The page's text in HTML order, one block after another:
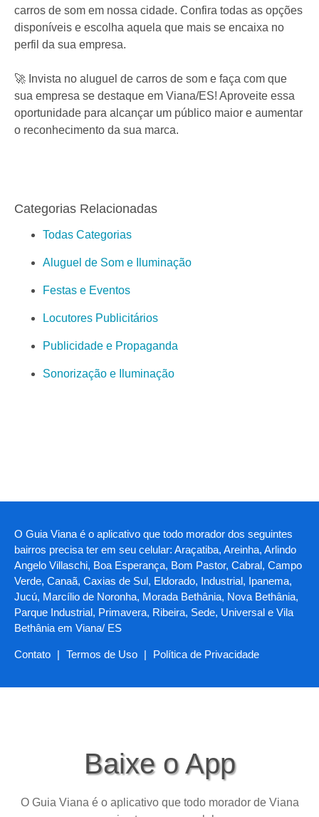
carros de som em nossa cidade. Confira todas as opções
disponíveis e escolha aquela que mais se encaixa no
perfil da sua empresa.
🚀 Invista no aluguel de carros de som e faça com que
sua empresa se destaque em Viana/ES! Aproveite essa
oportunidade para alcançar um público maior e aumentar
o reconhecimento da sua marca.
Categorias Relacionadas
Todas Categorias
Aluguel de Som e Iluminação
Festas e Eventos
Locutores Publicitários
Publicidade e Propaganda
Sonorização e Iluminação
O Guia Viana é o aplicativo que todo morador dos seguintes
bairros precisa ter em seu celular: Araçatiba, Areinha, Arlindo
Angelo Villaschi, Boa Esperança, Bom Pastor, Cabral, Campo
Verde, Canaã, Caxias de Sul, Eldorado, Industrial, Ipanema,
Jucú, Marcílio de Noronha, Morada Bethânia, Nova Bethânia,
Parque Industrial, Primavera, Ribeira, Sede, Universal e Vila
Bethânia em Viana/ ES
Contato | Termos de Uso | Política de Privacidade
Baixe o App
O Guia Viana é o aplicativo que todo morador de Viana